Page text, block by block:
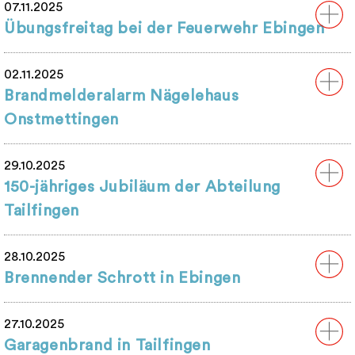
07.11.2025
Übungsfreitag bei der Feuerwehr Ebingen
02.11.2025
Brandmelderalarm Nägelehaus
Onstmettingen
29.10.2025
150-jähriges Jubiläum der Abteilung
Tailfingen
28.10.2025
Brennender Schrott in Ebingen
27.10.2025
Garagenbrand in Tailfingen